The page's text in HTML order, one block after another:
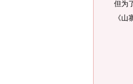
但为
《